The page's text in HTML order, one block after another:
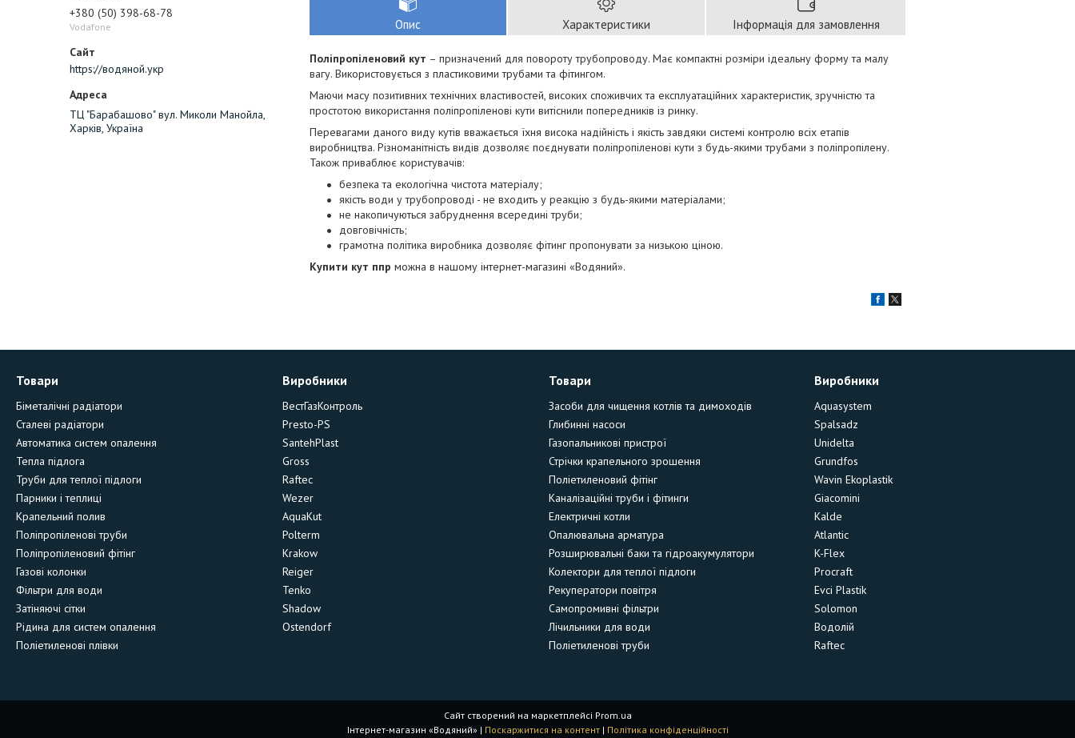
+380 (50) 398-68-78
Vodafone
https://водяной.укр
ТЦ "Барабашово" вул. Миколи Манойла,
Харків, Україна
Опис Характеристики Інформація для замовлення
Поліпропіленовий кут – призначений для повороту трубопроводу. Має компактні розміри ідеальну форму та малу
вагу. Використовується з пластиковими трубами та фітингом.
Маючи масу позитивних технічних властивостей, високих споживчих та експлуатаційних характеристик, зручністю та
простотою використання поліпропіленові кути витіснили попередників із ринку.
Перевагами даного виду кутів вважається їхня висока надійність і якість завдяки системі контролю всіх етапів
виробництва. Різноманітність видів дозволяє поєднувати поліпропіленові кути з будь-якими трубами з поліпропілену.
Також приваблює користувачів:
безпека та екологічна чистота матеріалу;
якість води у трубопроводі - не входить у реакцію з будь-якими матеріалами;
не накопичуються забруднення всередині труби;
довговічність;
грамотна політика виробника дозволяє фітинг пропонувати за низькою ціною.
Купити кут ппр можна в нашому інтернет-магазині «Водяний».
Товари
Біметалічні радіатори
Сталеві радіатори
Автоматика систем опалення
Тепла підлога
Труби для теплої підлоги
Парники і теплиці
Крапельний полив
Поліпропіленові труби
Поліпропіленовий фітінг
Газові колонки
Фільтри для води
Затіняючі сітки
Рідина для систем опалення
Поліетиленові плівки
Виробники
ВестГазКонтроль
Presto-PS
SantehPlast
Gross
Raftec
Wezer
AquaKut
Polterm
Krakow
Reiger
Tenko
Shadow
Ostendorf
Товари
Засоби для чищення котлів та димоходів
Глибинні насоси
Газопальникові пристрої
Стрічки крапельного зрошення
Поліетиленовий фітінг
Каналізаційні труби і фітинги
Електричні котли
Опалювальна арматура
Розширювальні баки та гідроакумулятори
Колектори для теплої підлоги
Рекуператори повітря
Самопромивні фільтри
Лічильники для води
Поліетиленові труби
Виробники
Aquasystem
Spalsadz
Unidelta
Grundfos
Wavin Ekoplastik
Giacomini
Kalde
Atlantic
K-Flex
Procraft
Evci Plastik
Solomon
Водолій
Raftec
Сайт створений на маркетплейсі Prom.ua
Інтернет-магазин «Водяний» | Поскаржитися на контент | Політика конфіденційності